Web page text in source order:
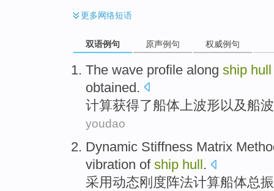
更多网络短语
双语例句 原声例句 权威例句
The wave profile along ship hull
obtained.
计算获得了船体 上波形以及船波
youdao
Dynamic Stiffness Matrix
vibration of ship hull .
采用动态刚度 阵法计算船体总